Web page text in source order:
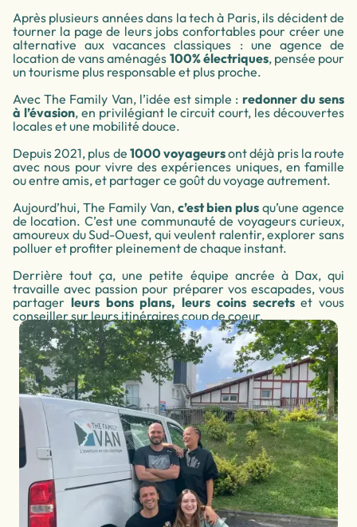
Après plusieurs années dans la tech à Paris, ils décident de
tourner la page de leurs jobs confortables pour créer une
alternative aux vacances classiques : une agence de
location de vans aménagés 100% électriques, pensée pour
un tourisme plus responsable et plus proche.
Avec The Family Van, l’idée est simple : redonner du sens
à l’évasion, en privilégiant le circuit court, les découvertes
locales et une mobilité douce.
Depuis 2021, plus de 1000 voyageursont déjà pris la route
avec nous pour vivre des expériences uniques, en famille
ou entre amis, et partager ce goût du voyage autrement.
Aujourd’hui, The Family Van, c’est bien plus qu’une agence
de location. C’est une communauté de voyageurs curieux,
amoureux du Sud-Ouest, qui veulent ralentir, explorer sans
polluer et profiter pleinement de chaque instant.
Derrière tout ça, une petite équipe ancrée à Dax, qui
travaille avec passion pour préparer vos escapades, vous
partager leurs bons plans, leurs coins secretset vous
conseiller sur leurs itinéraires coup de coeur.